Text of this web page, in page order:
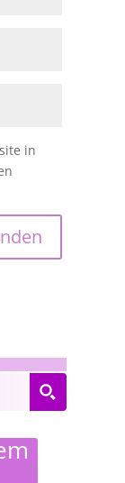
in